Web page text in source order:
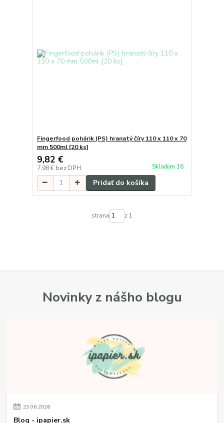
Fingerfood pohárik (PS) hranatý číry 110 x 110 x 70
mm 500ml [20 ks]
9,82 €
7,98 € bez DPH Skladom 16
Pridať do košíka
strana z 1
Novinky z nášho blogu
23.06.2026
Blog - ipapier.sk